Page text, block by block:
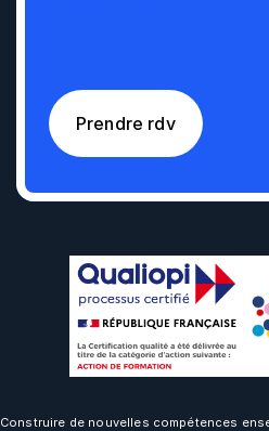
Prendre rdv
Construire de nouvelles compétences